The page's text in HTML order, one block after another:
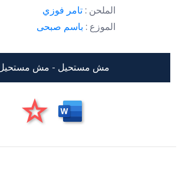
الملحن : تامر فوزي
الموزع : باسم صبحى
مش مستحيل - مش